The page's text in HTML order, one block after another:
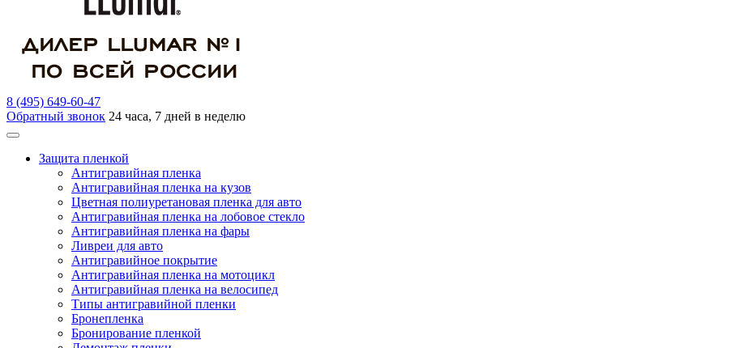
8 (495) 649-60-47
Обратный звонок 24 часа, 7 дней в неделю
Защита пленкой
Антигравийная пленка
Антигравийная пленка на кузов
Цветная полиуретановая пленка для авто
Антигравийная пленка на лобовое стекло
Антигравийная пленка на фары
Ливреи для авто
Антигравийное покрытие
Антигравийная пленка на мотоцикл
Антигравийная пленка на велосипед
Типы антигравийной пленки
Бронепленка
Бронирование пленкой